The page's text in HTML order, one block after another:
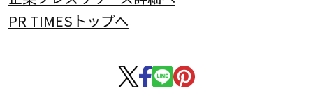
PR TIMESトップへ